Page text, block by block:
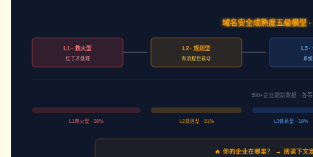
域名安全成熟度五级模型
L1 · 救火型
红了才处理
L2 · 规则型
有流程但被动
L3 ·
系
500+企业跟踪数据 · 各
L1救火型 · 38% L2规则型 · 31% L3体系型 · 18%
🔥 你的企业在哪里？ → 阅读下文